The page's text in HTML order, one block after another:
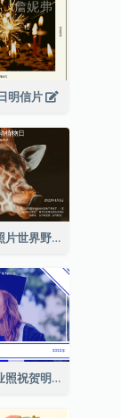
明信片
棕色长颈鹿照片世界野生动物日明信片
蓝色单色毕业照祝贺明信片